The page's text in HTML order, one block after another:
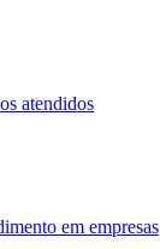
atendidos
em empresas